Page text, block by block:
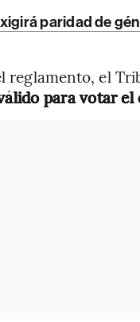
paridad de
reglamento, el
para votar